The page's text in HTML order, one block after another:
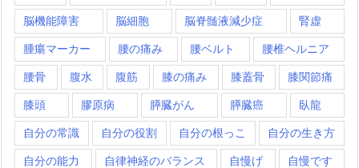
脳機能障害 脳細胞 脳脊髄液減少症 腎虚
腫瘍マーカー 腰の痛み 腰ベルト 腰椎ヘルニア
腰骨 腹水 腹筋 膝の痛み 膝蓋骨 膝関節痛
膝頭 膠原病 膵臓がん 膵臓癌 臥龍
自分の常識 自分の役割 自分の根っこ 自分の生き方
自分の能力 自律神経のバランス 自慢げ 自慢です